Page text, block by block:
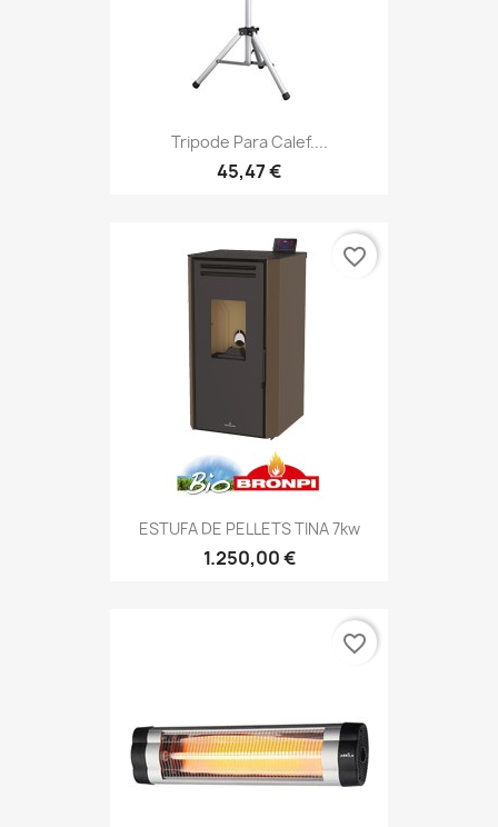
Tripode Para Calef....
45,47 €
ESTUFA DE PELLETS TINA 7kw
1.250,00 €
favorite_border
favorite_border